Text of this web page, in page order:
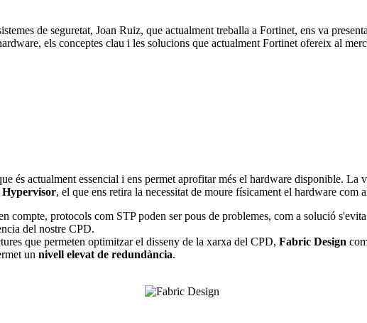
de seguretat, Joan Ruiz, que actualment treballa a Fortinet, ens va
els conceptes clau i les solucions que actualment Fortinet ofereix al
és actualment essencial i ens permet aprofitar més el hardware disponible. La
Hypervisor, el que ens retira la necessitat de moure físicament el hardware com
compte, protocols com STP poden ser pous de problemes, com a solució
del nostre CPD.
que permeten optimitzar el disseny de la xarxa del CPD, Fabric Design
un nivell elevat de redundància.